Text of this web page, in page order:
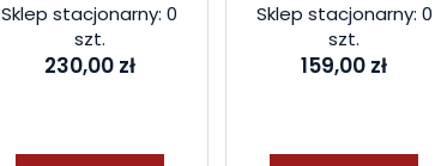
Sklep stacjonarny: 0
szt.
230,00 zł
Sklep stacjonarny: 0
szt.
159,00 zł